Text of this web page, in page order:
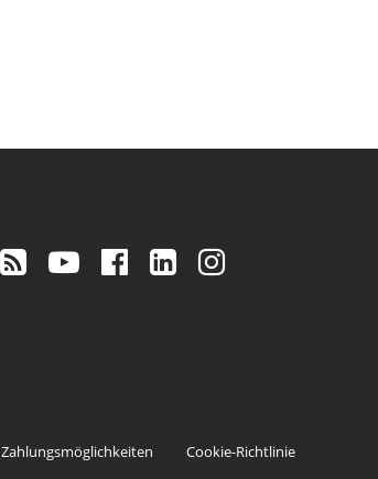
Zahlungsmöglichkeiten Cookie-Richtlinie